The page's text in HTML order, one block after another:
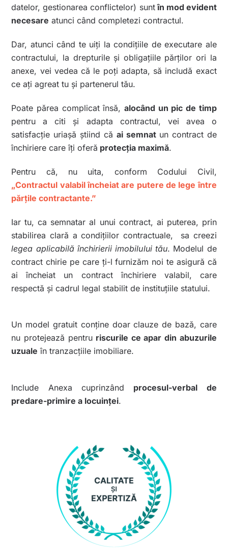
datelor, gestionarea conflictelor) suntîn mod evident
necesare atunci când completezi contractul.
Dar, atunci când te uiți la condițiile de executare ale
contractului, la drepturile și obligațiile părților ori la
anexe, vei vedea că le poți adapta, să includă exact
ce ați agreat tu și partenerul tău.
Poate părea complicat însă, alocând un pic de timp
pentru a citi și adapta contractul, vei avea o
satisfacție uriașă știind că ai semnat un contract de
închiriere care îți oferă protecția maximă.
Pentru că, nu uita, conform Codului Civil,
„Contractul valabil încheiat are putere de lege între
părţile contractante.”
Iar tu, ca semnatar al unui contract, ai puterea, prin
stabilirea clară a condițiilor contractuale, sa creezi
legea aplicabilă închirierii imobilului tău. Modelul de
contract chirie pe care ți-l furnizăm noi te asigură că
ai încheiat un contract închiriere valabil, care
respectă și cadrul legal stabilit de instituțiile statului.
Un model gratuit conține doar clauze de bază, care
nu protejează pentru riscurile ce apar din abuzurile
uzuale în tranzacțiile imobiliare.
Include Anexa cuprinzând procesul-verbal de
predare-primire a locuinței.